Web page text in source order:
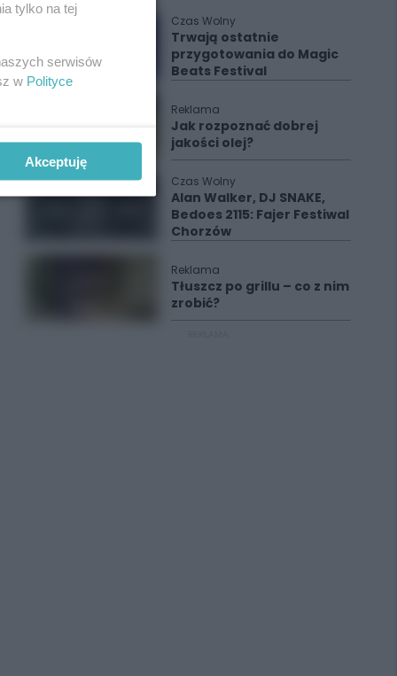
Czas Wolny
Trwają ostatnie
przygotowania do Magic
Beats Festival
Reklama
Jak rozpoznać dobrej
jakości olej?
Czas Wolny
Alan Walker, DJ SNAKE,
Bedoes 2115: Fajer Festiwal
Chorzów
Reklama
Tłuszcz po grillu – co z nim
zrobić?
tylko na tej
serwisów
w Polityce
Akceptuję